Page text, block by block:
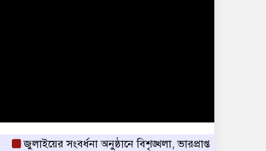
সংবর্ধনা অনুষ্ঠানে বিশৃঙ্খলা, ভারপ্রাপ্ত রাষ্ট্রপতির ক্ষোভ